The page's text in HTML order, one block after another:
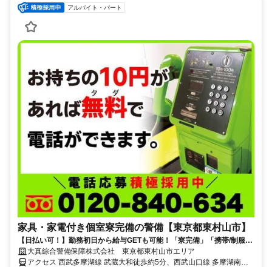
アルバイト・パート
家具・家電付き個室寮完備の警備【東京都東村山市】
【日払い可！】勤務初日から給与GETも可能！「寮完備」「携帯/制服貸
与」ですぐ働ける★直行直帰OK★
大真綜合警備保障株式会社 東京都東村山市エリア
アクセス 西武多摩湖線 武蔵大和徒歩約5分、西武山口線 多摩湖南口